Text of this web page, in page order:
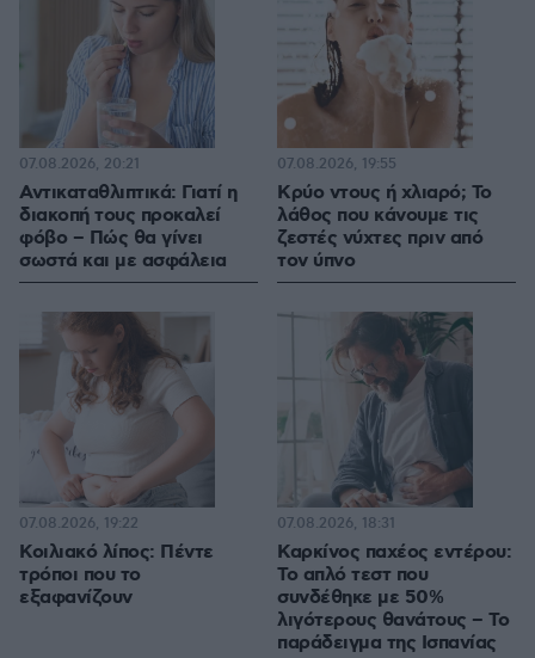
Αντικαταθλιπτικά: Γιατί η
διακοπή τους προκαλεί
φόβο – Πώς θα γίνει
σωστά και με ασφάλεια
07.08.2026, 20:21
Κρύο ντους ή χλιαρό; Το
λάθος που κάνουμε τις
ζεστές νύχτες πριν από
τον ύπνο
07.08.2026, 19:55
Κοιλιακό λίπος: Πέντε
τρόποι που το
εξαφανίζουν
07.08.2026, 19:22
Καρκίνος παχέος εντέρου:
Το απλό τεστ που
συνδέθηκε με 50%
λιγότερους θανάτους – Το
παράδειγμα της Ισπανίας
07.08.2026, 18:31